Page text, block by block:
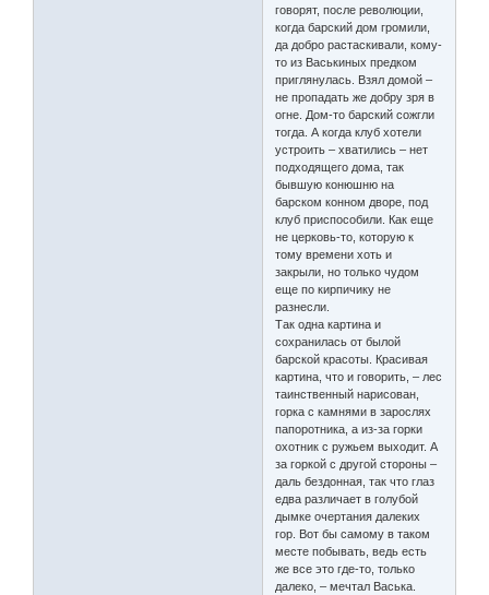
говорят, после революции,
когда барский дом громили,
да добро растаскивали, кому-
то из Васькиных предком
приглянулась. Взял домой –
не пропадать же добру зря в
огне. Дом-то барский сожгли
тогда. А когда клуб хотели
устроить – хватились – нет
подходящего дома, так
бывшую конюшню на
барском конном дворе, под
клуб приспособили. Как еще
не церковь-то, которую к
тому времени хоть и
закрыли, но только чудом
еще по кирпичику не
разнесли.
Так одна картина и
сохранилась от былой
барской красоты. Красивая
картина, что и говорить, – лес
таинственный нарисован,
горка с камнями в зарослях
папоротника, а из-за горки
охотник с ружьем выходит. А
за горкой с другой стороны –
даль бездонная, так что глаз
едва различает в голубой
дымке очертания далеких
гор. Вот бы самому в таком
месте побывать, ведь есть
же все это где-то, только
далеко, – мечтал Васька.